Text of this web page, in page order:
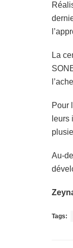
La
Pour
leurs
Au-
Tags: